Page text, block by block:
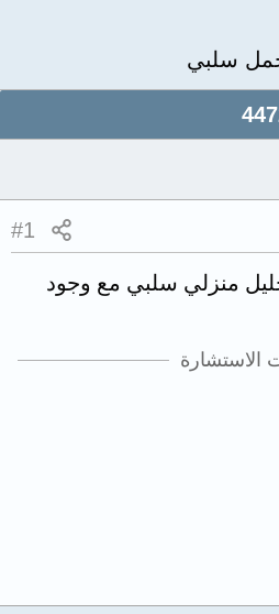
سلبي
#1
20يوما وتحليل منزلي سلبي مع وجود
الاستشارة